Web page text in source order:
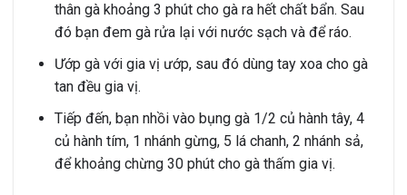
thân gà khoảng 3 phút cho gà ra hết chất bẩn. Sau
đó bạn đem gà rửa lại với nước sạch và để ráo.
Ướp gà với gia vị ướp, sau đó dùng tay xoa cho gà
tan đều gia vị.
Tiếp đến, bạn nhồi vào bụng gà 1/2 củ hành tây, 4
củ hành tím, 1 nhánh gừng, 5 lá chanh, 2 nhánh sả,
để khoảng chừng 30 phút cho gà thấm gia vị.